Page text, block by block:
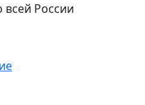
всей России